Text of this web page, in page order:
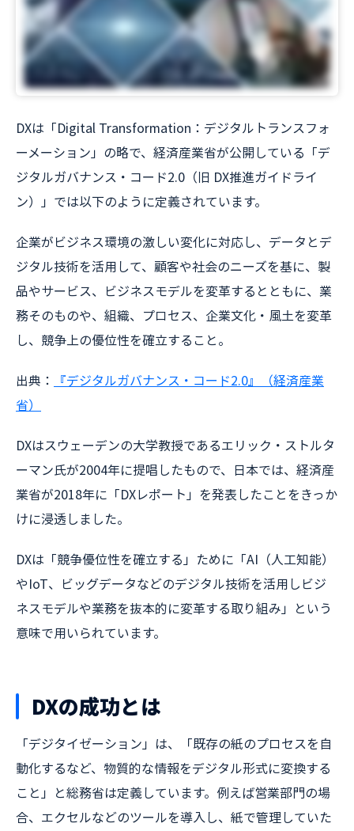
DXは「Digital Transformation：デジタルトランスフォ
ーメーション」の略で、経済産業省が公開している「デ
ジタルガバナンス・コード2.0（旧 DX推進ガイドライ
ン）」では以下のように定義されています。
企業がビジネス環境の激しい変化に対応し、データとデ
ジタル技術を活用して、顧客や社会のニーズを基に、製
品やサービス、ビジネスモデルを変革するとともに、業
務そのものや、組織、プロセス、企業文化・風土を変革
し、競争上の優位性を確立すること。
出典：
『デジタルガバナンス・コード2.0』（経済産業
省）
DXはスウェーデンの大学教授であるエリック・ストルタ
ーマン氏が2004年に提唱したもので、日本では、経済産
業省が2018年に「DXレポート」を発表したことをきっか
けに浸透しました。
DXは「競争優位性を確立する」ために「AI（人工知能）
やIoT、ビッグデータなどのデジタル技術を活用しビジ
ネスモデルや業務を抜本的に変革する取り組み」という
意味で用いられています。
DXの成功とは
「デジタイゼーション」は、「既存の紙のプロセスを自
動化するなど、物質的な情報をデジタル形式に変換する
こと」と総務省は定義しています。例えば営業部門の場
合、エクセルなどのツールを導入し、紙で管理していた